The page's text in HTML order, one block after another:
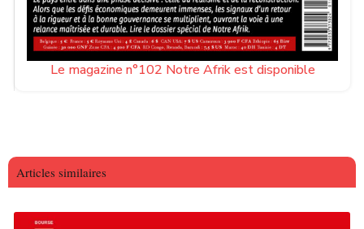
Le magazine n°102 Notre Afrik est disponible
Articles similaires